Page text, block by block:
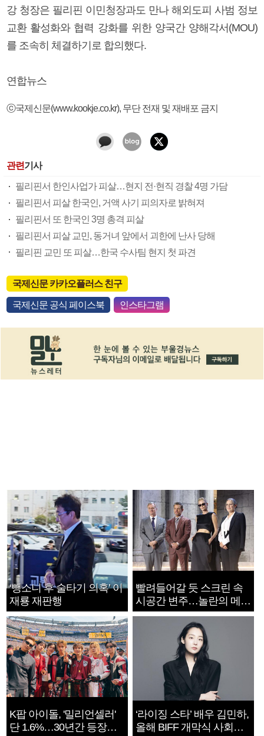
강 청장은 필리핀 이민청장과도 만나 해외도피 사범 정보
교환 활성화와 협력 강화를 위한 양국간 양해각서(MOU)
를 조속히 체결하기로 합의했다.
연합뉴스
ⓒ국제신문(www.kookje.co.kr), 무단 전재 및 재배포 금지
관련기사
필리핀서 한인사업가 피살…현지 전·현직 경찰 4명 가담
필리핀서 피살 한국인, 거액 사기 피의자로 밝혀져
필리핀서 또 한국인 3명 총격 피살
필리핀서 피살 교민, 동거녀 앞에서 괴한에 난사 당해
필리핀 교민 또 피살…한국 수사팀 현지 첫 파견
국제신문 카카오플러스 친구
국제신문 공식 페이스북 인스타그램
‘뺑소니 후 술타기 의혹’ 이
재룡 재판행
빨려들어갈 듯 스크린 속
시공간 변주…놀란의 메시
지는 ‘전쟁 속죄’
K팝 아이돌, '밀리언셀러'
단 1.6%…30년간 등장
‘라이징 스타’ 배우 김민하,
올해 BIFF 개막식 사회자